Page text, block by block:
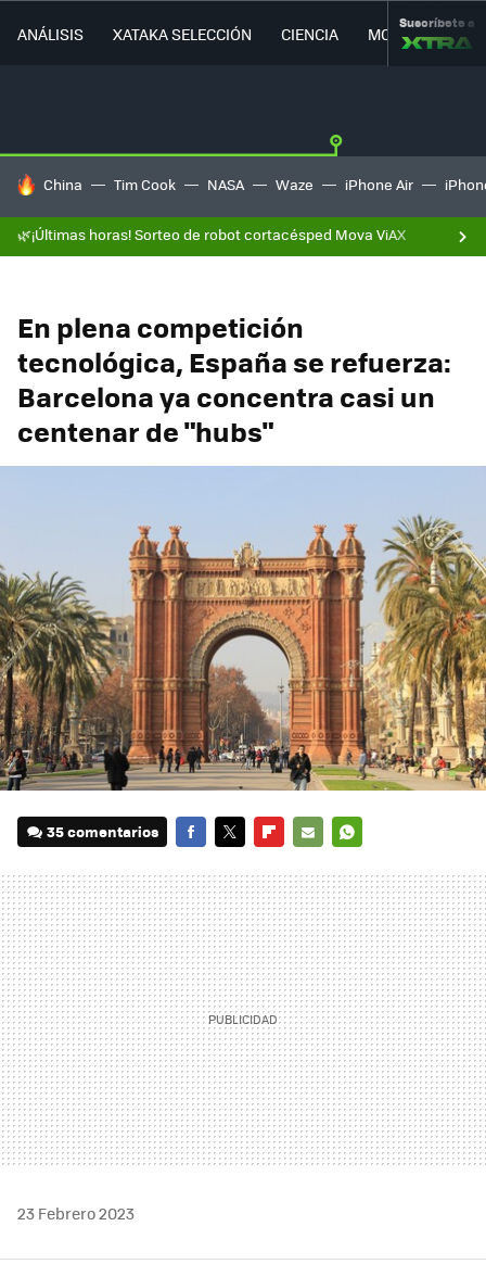
ANÁLISIS XATAKA SELECCIÓN CIENCIA MOVILIDAD
Suscríbete a
HOY SE HABLA DE
China Tim Cook NASA Waze iPhone Air
🌿¡Últimas horas! Sorteo de robot cortacésped Mova ViAX
En plena competición
tecnológica, España se refuerza:
Barcelona ya concentra casi un
centenar de "hubs"
35 comentarios
MAIL
23 Febrero 2023